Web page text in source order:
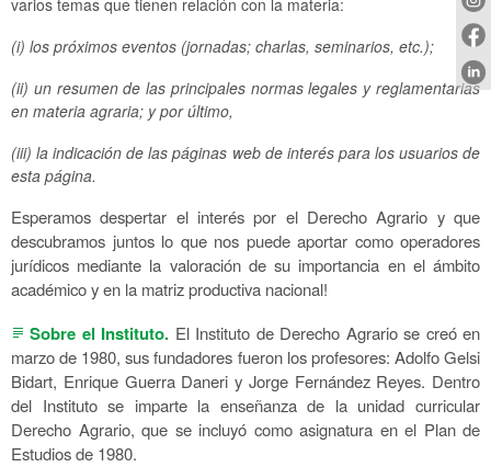
varios temas que tienen relación con la materia:
(i) los próximos eventos (jornadas; charlas, seminarios, etc.);
(ii) un resumen de las principales normas legales y reglamentarias
en materia agraria; y por último,
(iii) la indicación de las páginas web de interés para los usuarios de
esta página.
Esperamos despertar el interés por el Derecho Agrario y que
descubramos juntos lo que nos puede aportar como operadores
jurídicos mediante la valoración de su importancia en el ámbito
académico y en la matriz productiva nacional!
subject Sobre el Instituto. El Instituto de Derecho Agrario se creó en
marzo de 1980, sus fundadores fueron los profesores: Adolfo Gelsi
Bidart, Enrique Guerra Daneri y Jorge Fernández Reyes. Dentro
del Instituto se imparte la enseñanza de la unidad curricular
Derecho Agrario, que se incluyó como asignatura en el Plan de
Estudios de 1980.